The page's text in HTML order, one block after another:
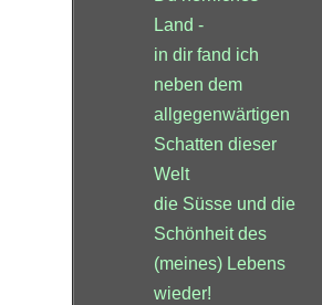
Land -
in dir fand ich
neben dem
allgegenwärtigen
Schatten dieser
Welt
die Süsse und die
Schönheit des
(meines) Lebens
wieder!